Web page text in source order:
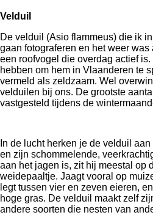
Velduil
De velduil (Asio flammeus) die ik
gaan fotograferen en het weer
een roofvogel die overdag actief
hebben om hem in Vlaanderen te
vermeld als zeldzaam. Wel
velduilen bij ons. De grootste
vastgesteld tijdens de
In de lucht herken je de velduil
en zijn schommelende,
aan het jagen is, zit hij meestal op
weidepaaltje. Jaagt vooral op
legt tussen vier en zeven eieren,
hoge gras. De velduil maakt zelf
andere soorten die nesten van